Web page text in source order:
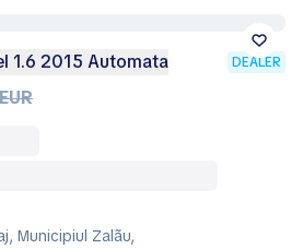
1.6 2015 Automata DEALER
Municipiul Zalãu,